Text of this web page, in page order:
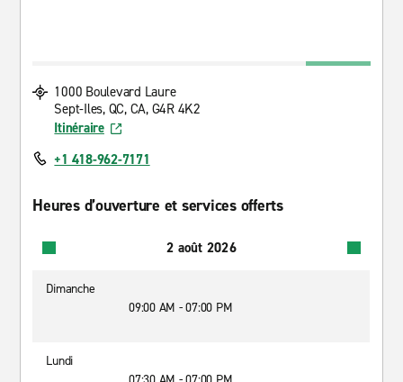
1000 Boulevard Laure
Sept-Iles, QC, CA, G4R 4K2
Itinéraire
+1 418-962-7171
Heures d’ouverture et services offerts
2 août 2026
Dimanche
09:00 AM - 07:00 PM
Lundi